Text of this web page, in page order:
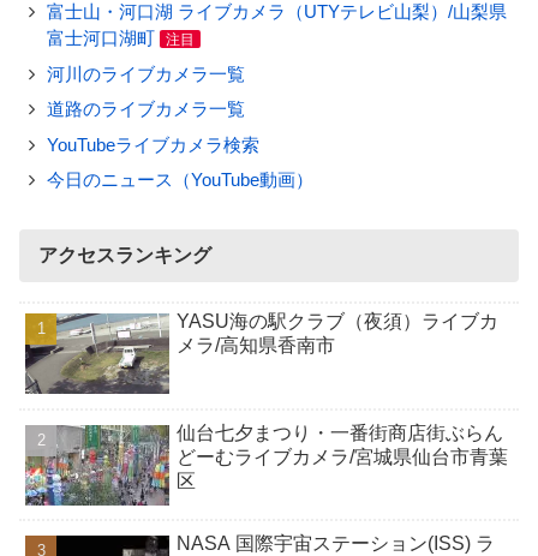
富士山・河口湖 ライブカメラ（UTYテレビ山梨）/山梨県
富士河口湖町
注目
河川のライブカメラ一覧
道路のライブカメラ一覧
YouTubeライブカメラ検索
今日のニュース（YouTube動画）
アクセスランキング
YASU海の駅クラブ（夜須）ライブカ
メラ/高知県香南市
仙台七夕まつり・一番街商店街ぶらん
どーむライブカメラ/宮城県仙台市青葉
区
NASA 国際宇宙ステーション(ISS) ラ